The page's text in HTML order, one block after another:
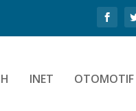
INET OTOMOTIF